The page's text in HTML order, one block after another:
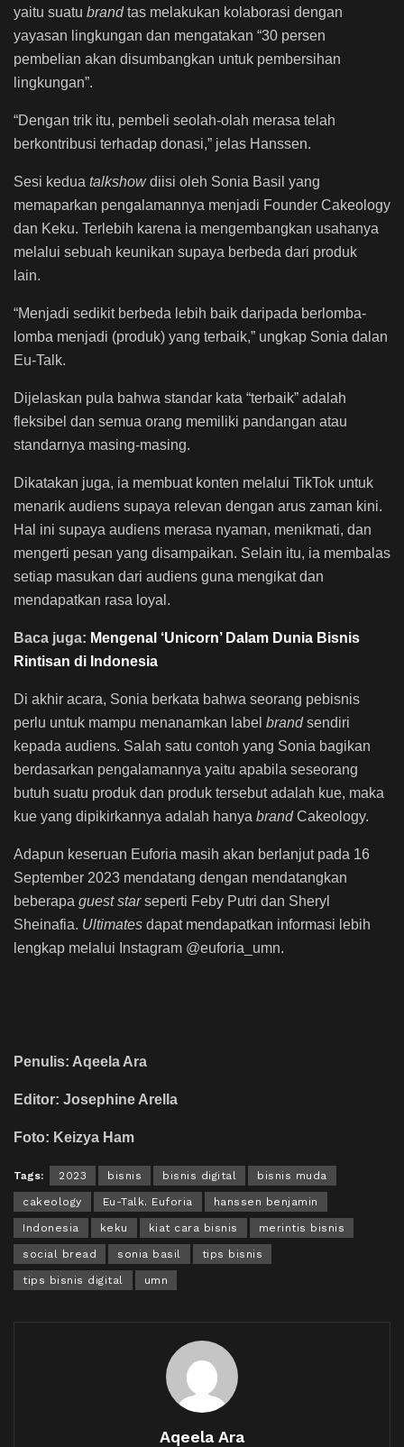
yaitu suatu brandtas melakukan kolaborasi dengan
yayasan lingkungan dan mengatakan “30 persen
pembelian akan disumbangkan untuk pembersihan
lingkungan”.
“Dengan trik itu, pembeli seolah-olah merasa telah
berkontribusi terhadap donasi,” jelas Hanssen.
Sesi kedua talkshowdiisi oleh Sonia Basil yang
memaparkan pengalamannya menjadi Founder Cakeology
dan Keku. Terlebih karena ia mengembangkan usahanya
melalui sebuah keunikan supaya berbeda dari produk
lain.
“Menjadi sedikit berbeda lebih baik daripada berlomba-
lomba menjadi (produk) yang terbaik,” ungkap Sonia dalan
Eu-Talk.
Dijelaskan pula bahwa standar kata “terbaik” adalah
fleksibel dan semua orang memiliki pandangan atau
standarnya masing-masing.
Dikatakan juga, ia membuat konten melalui TikTok untuk
menarik audiens supaya relevan dengan arus zaman kini.
Hal ini supaya audiens merasa nyaman, menikmati, dan
mengerti pesan yang disampaikan. Selain itu, ia membalas
setiap masukan dari audiens guna mengikat dan
mendapatkan rasa loyal.
Baca juga: Mengenal ‘Unicorn’ Dalam Dunia Bisnis
Rintisan di Indonesia
Di akhir acara, Sonia berkata bahwa seorang pebisnis
perlu untuk mampu menanamkan label brandsendiri
kepada audiens. Salah satu contoh yang Sonia bagikan
berdasarkan pengalamannya yaitu apabila seseorang
butuh suatu produk dan produk tersebut adalah kue, maka
kue yang dipikirkannya adalah hanya brandCakeology.
Adapun keseruan Euforia masih akan berlanjut pada 16
September 2023 mendatang dengan mendatangkan
beberapa guest starseperti Feby Putri dan Sheryl
Sheinafia. Ultimates dapat mendapatkan informasi lebih
lengkap melalui Instagram @euforia_umn.
Penulis: Aqeela Ara
Editor: Josephine Arella
Foto: Keizya Ham
Tags: 2023 bisnis bisnis digital bisnis muda
cakeology Eu-Talk. Euforia hanssen benjamin
Indonesia keku kiat cara bisnis merintis bisnis
social bread sonia basil tips bisnis
tips bisnis digital umn
Aqeela Ara